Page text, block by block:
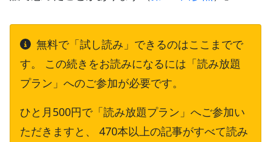
無料で「試し読み」できるのはここまでで
す。 この続きをお読みになるには「読み放題
プラン」へのご参加が必要です。
ひと月500円で「読み放題プラン」へご参加い
ただきますと、 470本以上の記事がすべて読み